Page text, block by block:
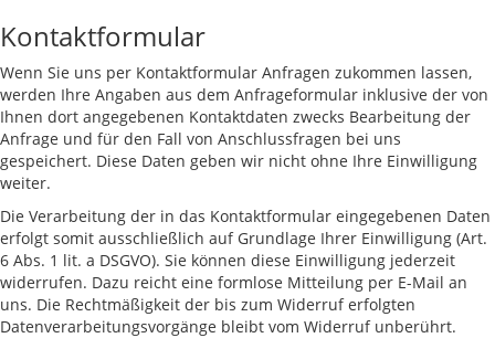
Kontaktformular
Wenn Sie uns per Kontaktformular Anfragen zukommen lassen,
werden Ihre Angaben aus dem Anfrageformular inklusive der von
Ihnen dort angegebenen Kontaktdaten zwecks Bearbeitung der
Anfrage und für den Fall von Anschlussfragen bei uns
gespeichert. Diese Daten geben wir nicht ohne Ihre Einwilligung
weiter.
Die Verarbeitung der in das Kontaktformular eingegebenen Daten
erfolgt somit ausschließlich auf Grundlage Ihrer Einwilligung (Art.
6 Abs. 1 lit. a DSGVO). Sie können diese Einwilligung jederzeit
widerrufen. Dazu reicht eine formlose Mitteilung per E-Mail an
uns. Die Rechtmäßigkeit der bis zum Widerruf erfolgten
Datenverarbeitungsvorgänge bleibt vom Widerruf unberührt.